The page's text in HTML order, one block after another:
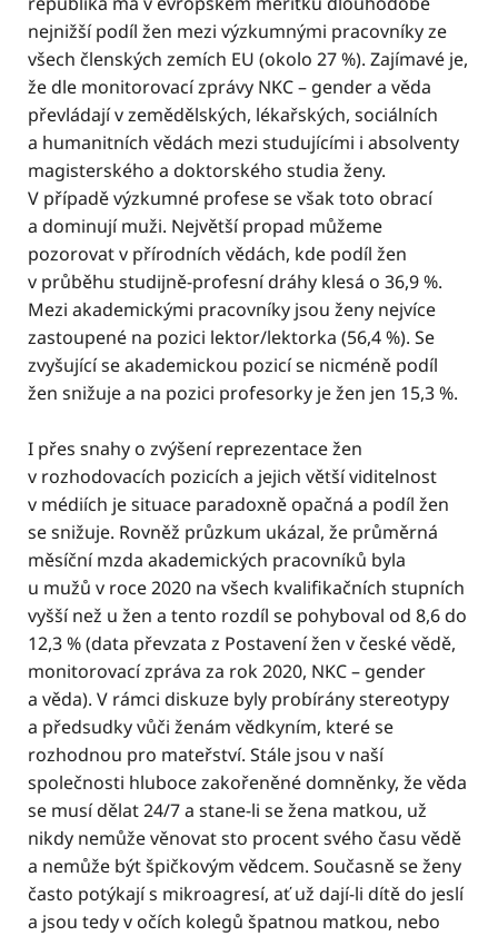
nejnižší podíl žen mezi výzkumnými pracovníky ze
všech členských zemích EU (okolo 27 %). Zajímavé je,
že dle monitorovací zprávy NKC – gender a věda
převládají v zemědělských, lékařských, sociálních
a humanitních vědách mezi studujícími i absolventy
magisterského a doktorského studia ženy.
V případě výzkumné profese se však toto obrací
a dominují muži. Největší propad můžeme
pozorovat v přírodních vědách, kde podíl žen
v průběhu studijně-profesní dráhy klesá o 36,9 %.
Mezi akademickými pracovníky jsou ženy nejvíce
zastoupené na pozici lektor/lektorka (56,4 %). Se
zvyšující se akademickou pozicí se nicméně podíl
žen snižuje a na pozici profesorky je žen jen 15,3 %.
I přes snahy o zvýšení reprezentace žen
v rozhodovacích pozicích a jejich větší viditelnost
v médiích je situace paradoxně opačná a podíl žen
se snižuje. Rovněž průzkum ukázal, že průměrná
měsíční mzda akademických pracovníků byla
u mužů v roce 2020 na všech kvalifikačních stupních
vyšší než u žen a tento rozdíl se pohyboval od 8,6 do
12,3 % (data převzata z Postavení žen v české vědě,
monitorovací zpráva za rok 2020, NKC – gender
a věda). V rámci diskuze byly probírány stereotypy
a předsudky vůči ženám vědkyním, které se
rozhodnou pro mateřství. Stále jsou v naší
společnosti hluboce zakořeněné domněnky, že věda
se musí dělat 24/7 a stane-li se žena matkou, už
nikdy nemůže věnovat sto procent svého času vědě
a nemůže být špičkovým vědcem. Současně se ženy
často potýkají s mikroagresí, ať už dají-li dítě do jeslí
a jsou tedy v očích kolegů špatnou matkou, nebo